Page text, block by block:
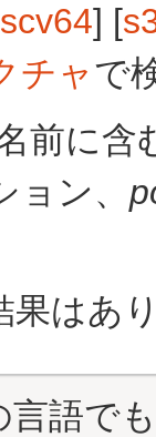
] [
チャで
前に含
ン、
果はあ
言語で